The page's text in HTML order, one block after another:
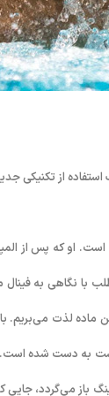
در ماده 200 متر مختلط، مایکل
سابقه جهان در این
و رایان لاکتی) دست